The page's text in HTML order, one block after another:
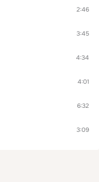
2:46
3:45
4:34
4:01
6:32
3:09